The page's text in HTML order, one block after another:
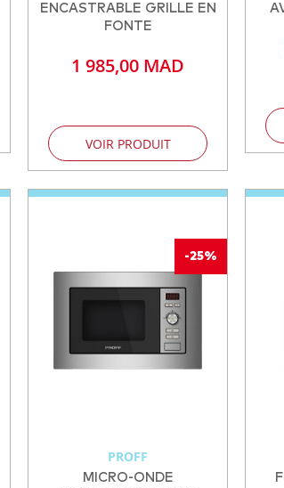
ENCASTRABLE GRILLE EN
FONTE
1 985,00 MAD
VOIR PRODUIT
-25%
PROFF
MICRO-ONDE